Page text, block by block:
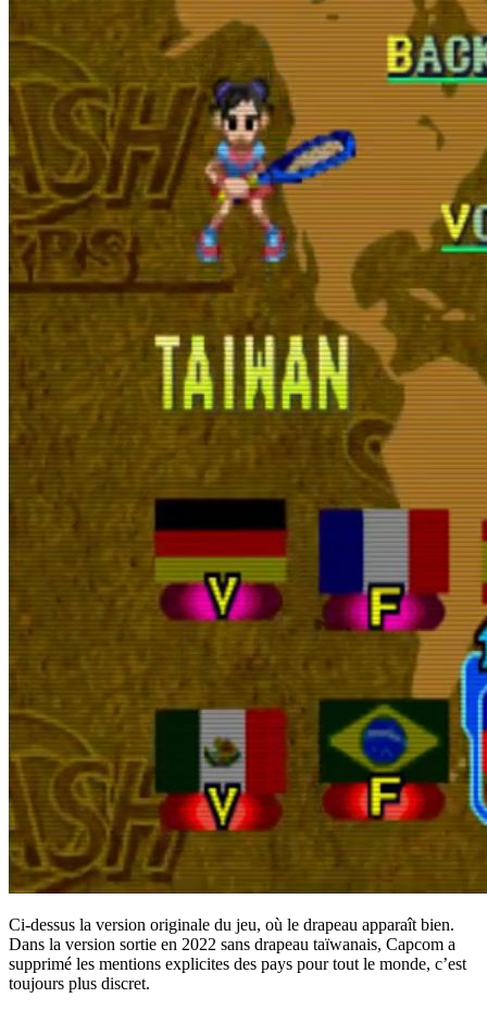
Ci-dessus la version originale du jeu, où le drapeau apparaît bien.
Dans la version sortie en 2022 sans drapeau taïwanais, Capcom a
supprimé les mentions explicites des pays pour tout le monde, c’est
toujours plus discret.